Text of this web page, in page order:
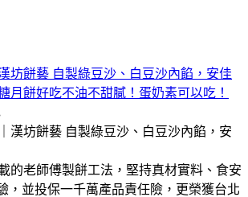
坊餅藝 自製綠豆沙、白豆沙內餡，安佳
月餅好吃不油不甜膩！蛋奶素可以吃！
的老師傅製餅工法，堅持真材實料、食安
，並投保一千萬產品責任險，更榮獲台北